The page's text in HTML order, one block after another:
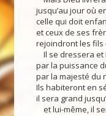
jusqu’au jour où
celle qui doit
et ceux de ses
rejoindront les fils
Il se dressera et
par la puissance
par la majesté du
Ils habiteront en
il sera grand
et lui-même, il